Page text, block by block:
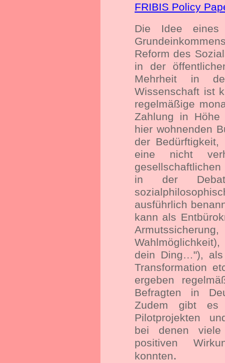
FRIBIS Policy
Die Idee eines
Reform des
in der
Mehrheit in
Wissenschaft ist
regelmäßige
Zahlung in Höhe
hier wohnenden
der
eine nicht
gesellschaftlichen
in der
ausführlich
kann als
dein Ding…"), als
Transformation
ergeben
Befragten in
Zudem gibt es
Pilotprojekten
bei denen viele
positiven
konnten.